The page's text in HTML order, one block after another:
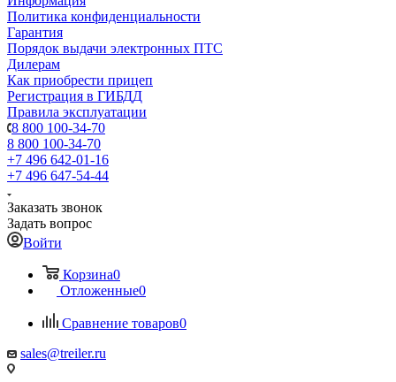
Политика конфиденциальности
Гарантия
Порядок выдачи электронных ПТС
Дилерам
Как приобрести прицеп
Регистрация в ГИБДД
Правила эксплуатации
8 800 100-34-70
8 800 100-34-70
+7 496 642-01-16
+7 496 647-54-44
Заказать звонок
Задать вопрос
Войти
Корзина0
Отложенные0
Сравнение товаров0
sales@treiler.ru